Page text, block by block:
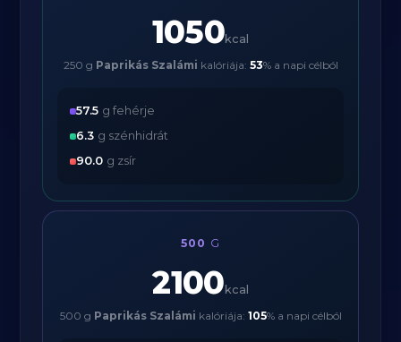
1050kcal
250 g Paprikás Szalámi kalóriája: 53% a napi célból
57.5 g fehérje
6.3 g szénhidrát
90.0 g zsír
500 G
2100 kcal
500 g Paprikás Szalámi kalóriája: 105% a napi célból